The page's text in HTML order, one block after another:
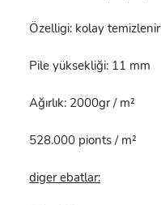
Özelligi: kolay temizlenir
Pile yüksekliği: 11 mm
Ağırlık: 2000gr / m²
528.000 pionts / m²
diger ebatlar: